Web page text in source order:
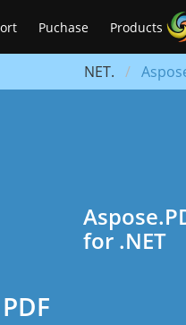
Products
Puchase
.NET
for .NET
کتابخانه.NET برای PDF